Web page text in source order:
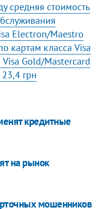
средняя стоимость
Electron/Maestro
картам класса Visa
Gold/Mastercard
грн
кредитные
на рынок
мошенников